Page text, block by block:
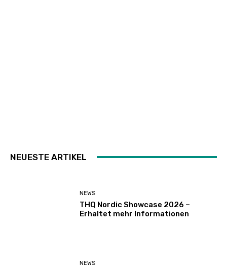
NEUESTE ARTIKEL
NEWS
THQ Nordic Showcase 2026 –
Erhaltet mehr Informationen
NEWS